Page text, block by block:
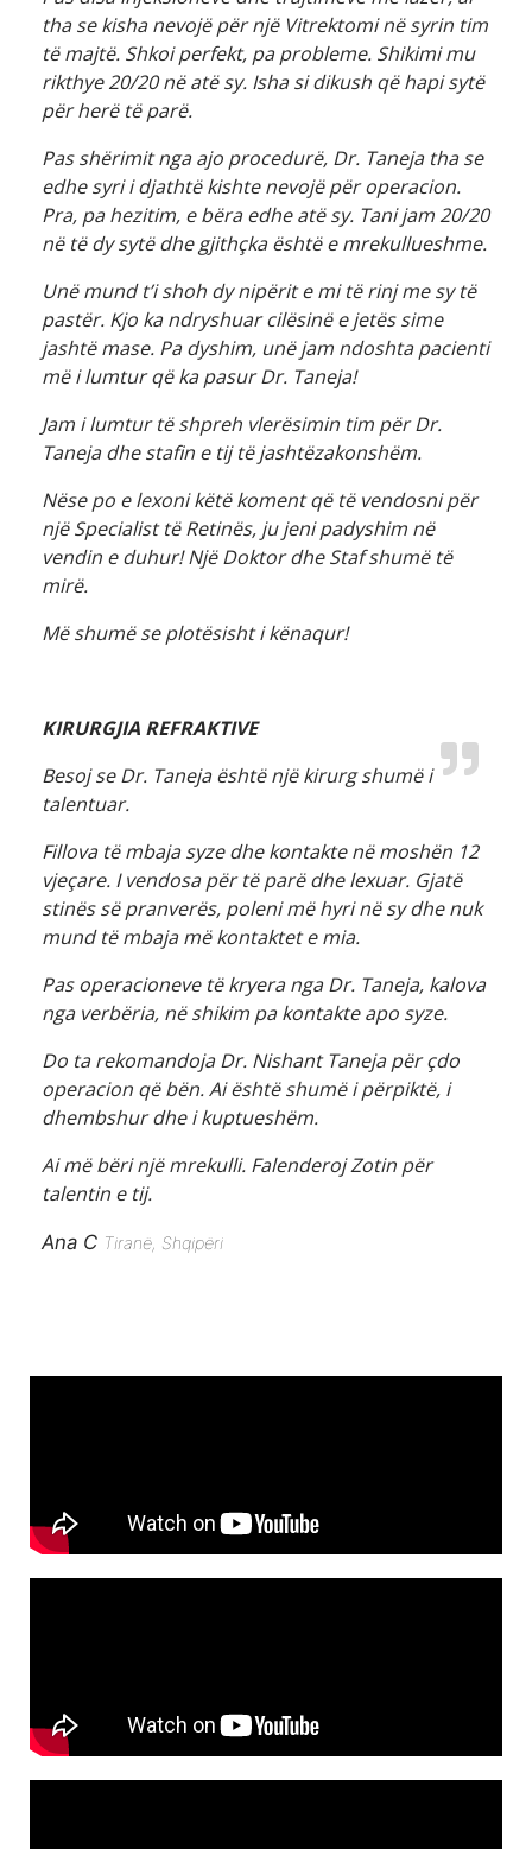
tha se kisha nevojë për një Vitrektomi në syrin tim
të majtë. Shkoi perfekt, pa probleme. Shikimi mu
rikthye 20/20 në atë sy. Isha si dikush që hapi sytë
për herë të parë.
Pas shërimit nga ajo procedurë, Dr. Taneja tha se
edhe syri i djathtë kishte nevojë për operacion.
Pra, pa hezitim, e bëra edhe atë sy. Tani jam 20/20
në të dy sytë dhe gjithçka është e mrekullueshme.
Unë mund t’i shoh dy nipërit e mi të rinj me sy të
pastër. Kjo ka ndryshuar cilësinë e jetës sime
jashtë mase. Pa dyshim, unë jam ndoshta pacienti
më i lumtur që ka pasur Dr. Taneja!
Jam i lumtur të shpreh vlerësimin tim për Dr.
Taneja dhe stafin e tij të jashtëzakonshëm.
Nëse po e lexoni këtë koment që të vendosni për
një Specialist të Retinës, ju jeni padyshim në
vendin e duhur! Një Doktor dhe Staf shumë të
mirë.
Më shumë se plotësisht i kënaqur!
KIRURGJIA REFRAKTIVE
Besoj se Dr. Taneja është një kirurg shumë i
talentuar.
Fillova të mbaja syze dhe kontakte në moshën 12
vjeçare. I vendosa për të parë dhe lexuar. Gjatë
stinës së pranverës, poleni më hyri në sy dhe nuk
mund të mbaja më kontaktet e mia.
Pas operacioneve të kryera nga Dr. Taneja, kalova
nga verbëria, në shikim pa kontakte apo syze.
Do ta rekomandoja Dr. Nishant Taneja për çdo
operacion që bën. Ai është shumë i përpiktë, i
dhembshur dhe i kuptueshëm.
Ai më bëri një mrekulli. Falenderoj Zotin për
talentin e tij.
Ana C Tiranë, Shqipëri